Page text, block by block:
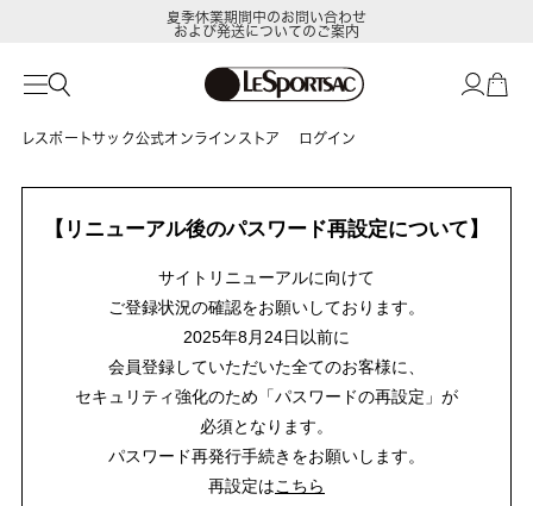
夏季休業期間中のお問い合わせ
および発送についてのご案内
レスポートサック公式オンラインストア ログイン
【リニューアル後のパスワード再設定について】
サイトリニューアルに向けて
ご登録状況の確認をお願いしております。
2025年8月24日以前に
会員登録していただいた全てのお客様に、
セキュリティ強化のため「パスワードの再設定」が
必須となります。
パスワード再発行手続きをお願いします。
再設定はこちら